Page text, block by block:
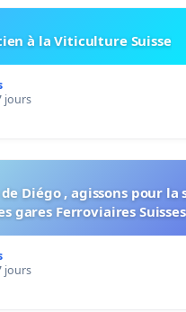
à la Viticulture Suisse
jours
Diégo , agissons pour la
gares Ferroviaires Suisses
jours